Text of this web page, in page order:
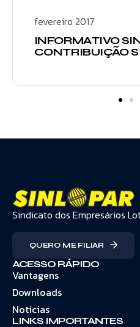
fevereiro 2017
INFORMATIVO
CONTRIBUIÇÃO
Sindicato dos Empresários
QUERO ME FILIAR
ACESSO RÁPIDO
Vantagens
Downloads
Notícias
LINKS IMPORTANTES